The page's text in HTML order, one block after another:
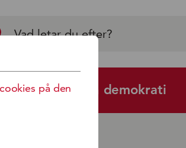
Politik och demokrati
på den